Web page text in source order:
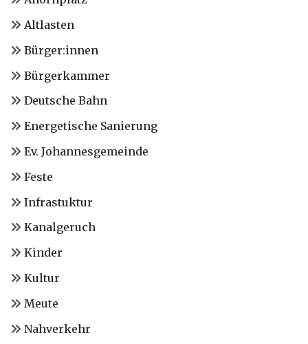
Altlasten
Bürger:innen
Bürgerkammer
Deutsche Bahn
Energetische Sanierung
Ev. Johannesgemeinde
Feste
Infrastuktur
Kanalgeruch
Kinder
Kultur
Meute
Nahverkehr